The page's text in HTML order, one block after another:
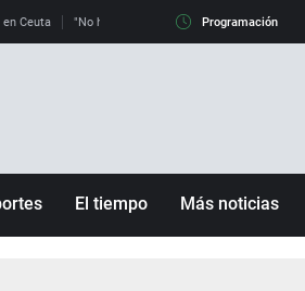
Ceuta "No hay mafias, que no nos engañen":
Programación
El tiempo Más noticias